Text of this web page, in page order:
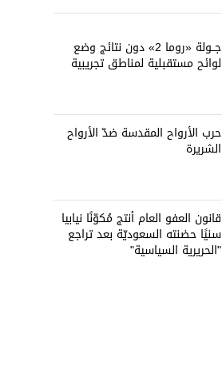
جــولة «روما 2» دون نتائج وضع
لوائح مستقبلية لمناطق تجريبية
حرب الأرواح المقدسة ضدّ الأرواح
الشريرة
قانون العفو العام أنتج مُكوّنًا نيابيا
سنيًا حضنته السعوديّة بعد تراجع
"الحريرية السياسية"